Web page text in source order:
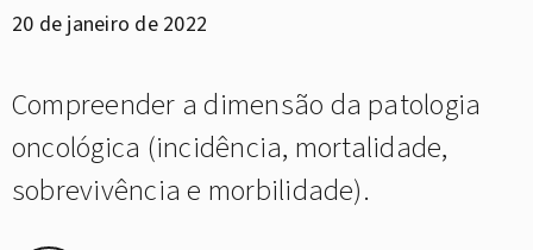
20 de janeiro de 2022
Compreender a dimensão da patologia
oncológica (incidência, mortalidade,
sobrevivência e morbilidade).